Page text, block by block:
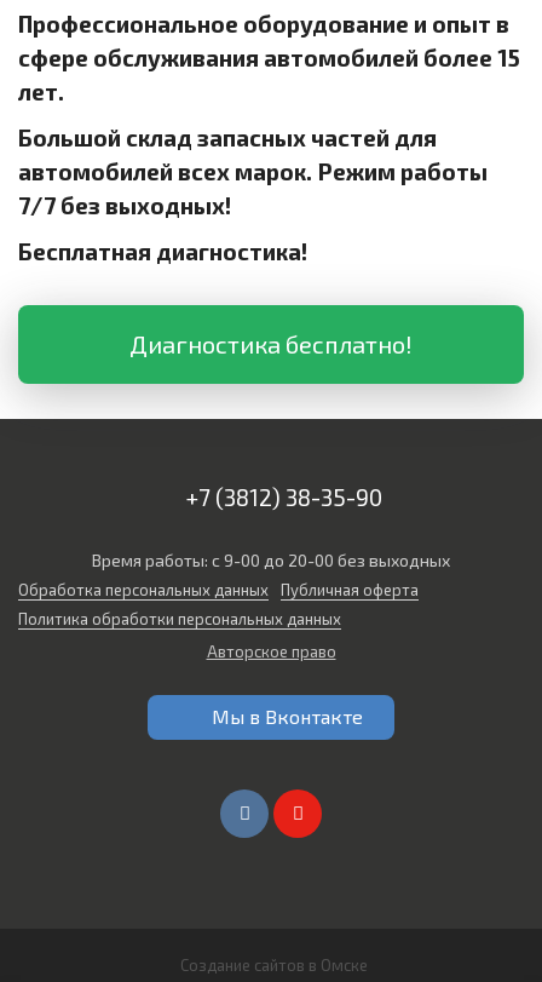
Профессиональное оборудование и опыт в
сфере обслуживания автомобилей более 15
лет.
Большой склад запасных частей для
автомобилей всех марок. Режим работы
7/7 без выходных!
Бесплатная диагностика!
Диагностика бесплатно!
+7 (3812) 38-35-90
Время работы: с 9-00 до 20-00 без выходных
Обработка персональных данных
Публичная оферта
Политика обработки персональных данных
Авторское право
Мы в Вконтакте
Создание сайтов в Омске